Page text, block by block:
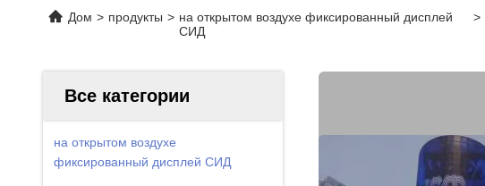
Дом > продукты > на открытом воздухе фиксированный дисплей
СИД
>
Все категории
на открытом воздухе
фиксированный дисплей СИД